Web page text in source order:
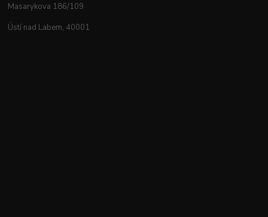
Masarykova 186/109
Ústí nad Labem, 40001